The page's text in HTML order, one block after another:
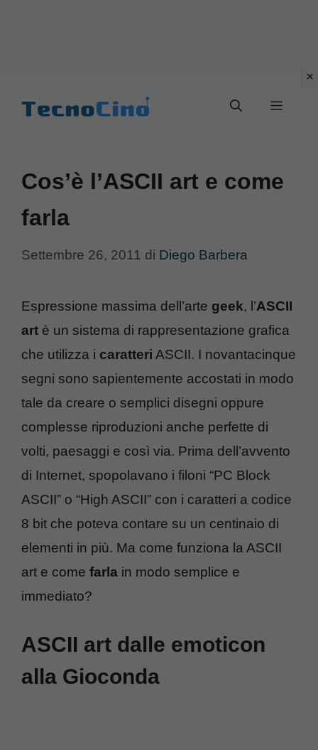
Menu
Cos’è l’ASCII art e come
farla
Settembre 26, 2011 di Diego Barbera
Espressione massima dell’arte geek, l’ASCII
art è un sistema di rappresentazione grafica
che utilizza i caratteri ASCII. I novantacinque
segni sono sapientemente accostati in modo
tale da creare o semplici disegni oppure
complesse riproduzioni anche perfette di
volti, paesaggi e così via. Prima dell’avvento
di Internet, spopolavano i filoni “PC Block
ASCII” o “High ASCII” con i caratteri a codice
8 bit che poteva contare su un centinaio di
elementi in più. Ma come funziona la ASCII
art e come farla in modo semplice e
immediato?
ASCII art dalle emoticon
alla Gioconda